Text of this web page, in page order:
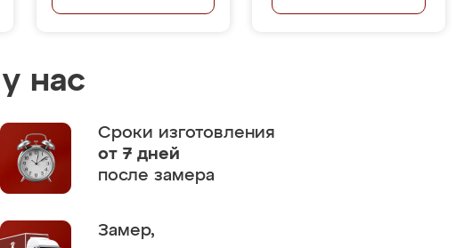
нас
Сроки изготовления
от 7 дней
после замера
Замер,